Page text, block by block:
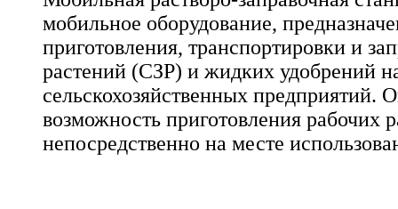
мобильное оборудование,
приготовления, транспортировки и
растений (СЗР) и жидких удобрений
сельскохозяйственных предприятий.
возможность приготовления рабочих
непосредственно на месте